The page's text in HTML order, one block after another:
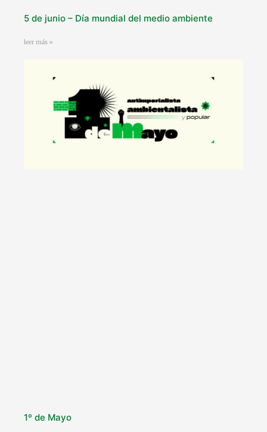
5 de junio – Día mundial del medio ambiente
leer más »
1º de Mayo